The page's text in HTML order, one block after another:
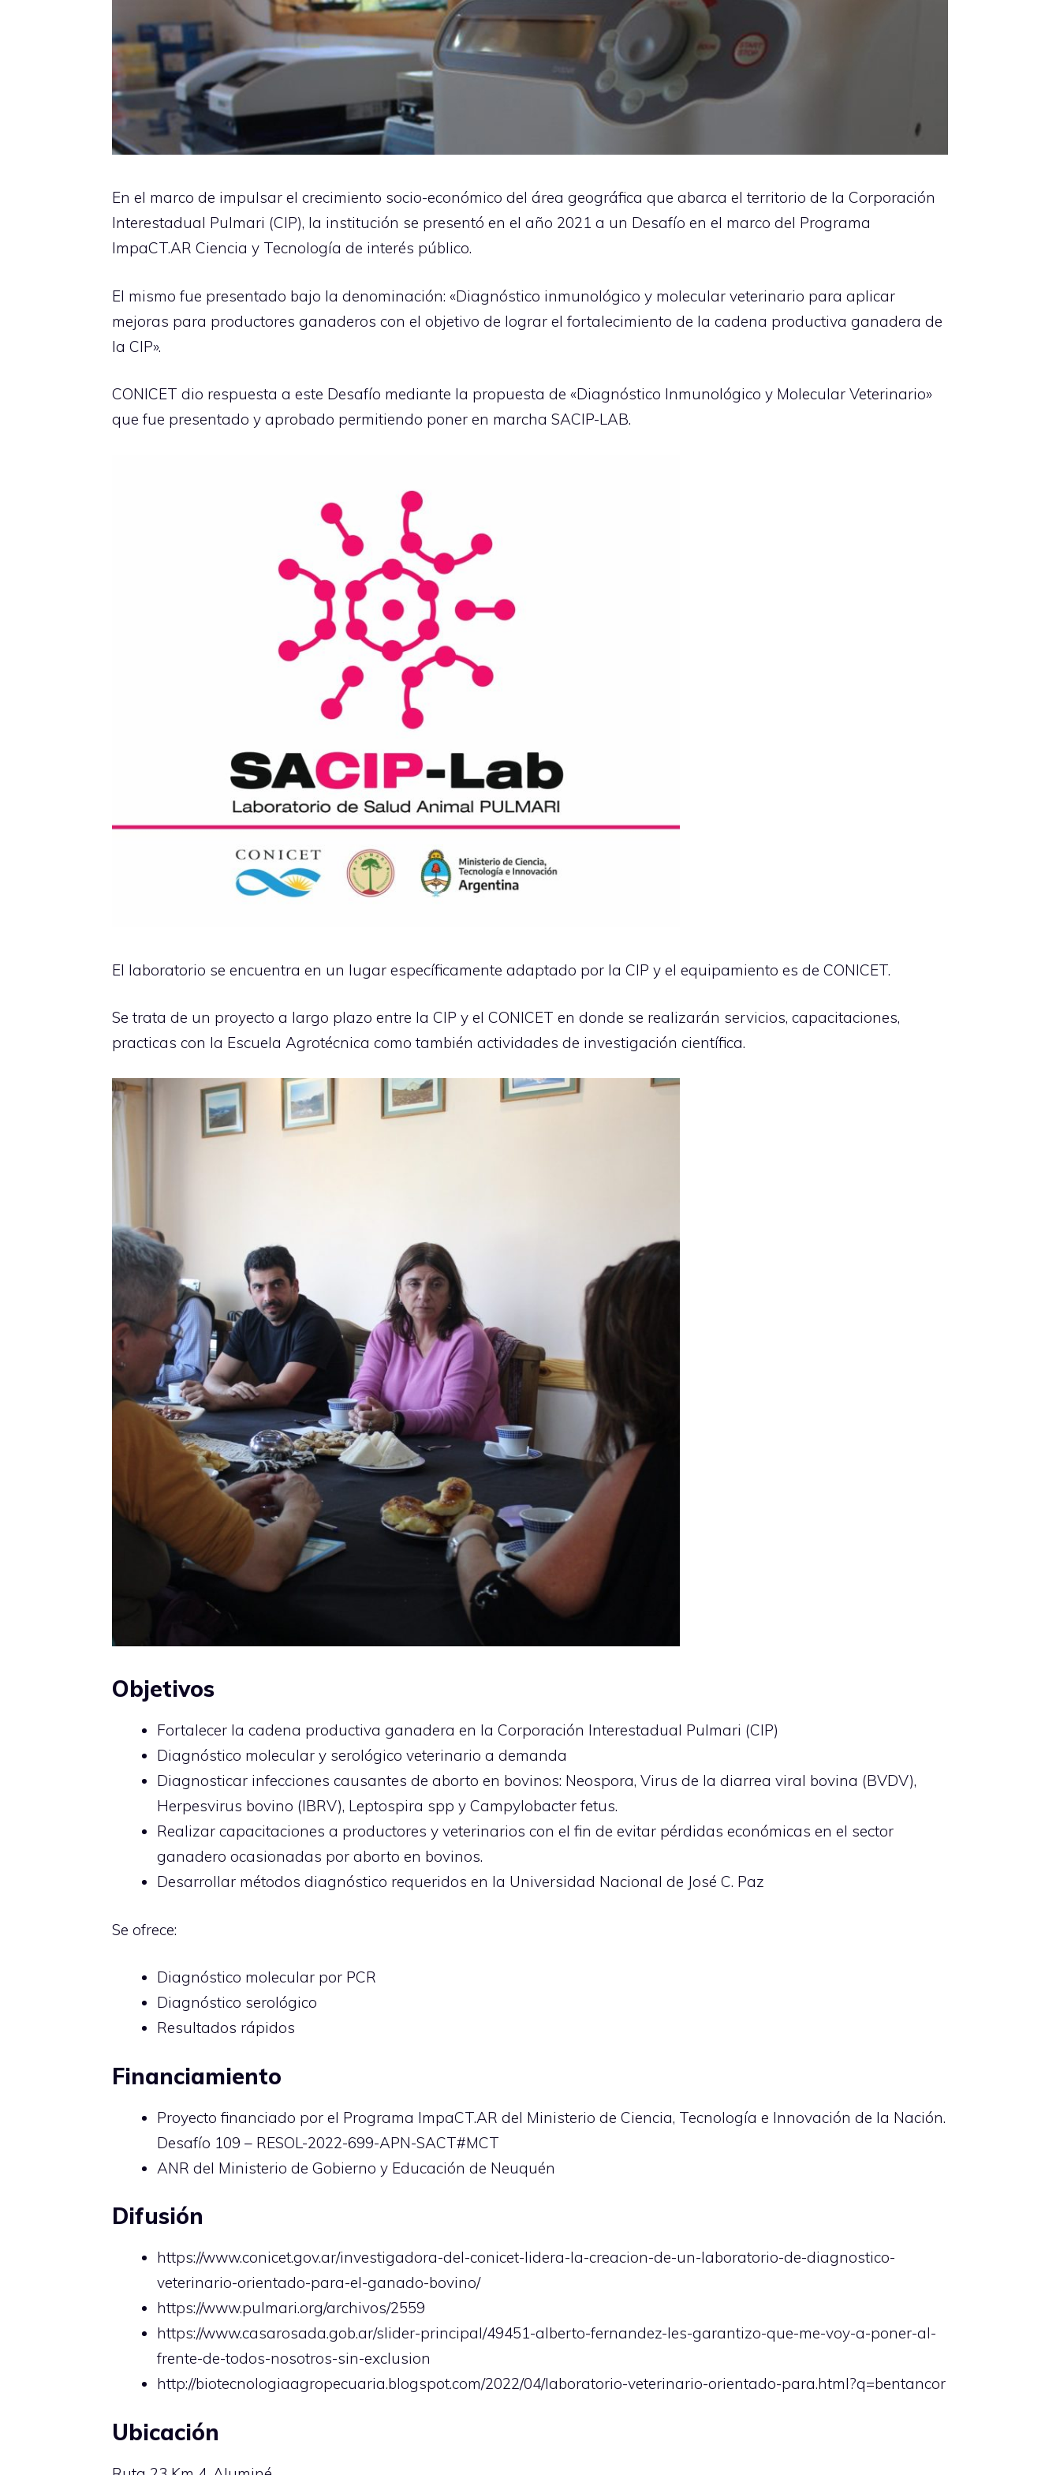
En el marco de impulsar el crecimiento socio-económico del área geográfica que abarca el territorio de la Corporación
Interestadual Pulmari (CIP), la institución se presentó en el año 2021 a un Desafío en el marco del Programa
ImpaCT.AR Ciencia y Tecnología de interés público.
El mismo fue presentado bajo la denominación: «Diagnóstico inmunológico y molecular veterinario para aplicar
mejoras para productores ganaderos con el objetivo de lograr el fortalecimiento de la cadena productiva ganadera de
la CIP».
CONICET dio respuesta a este Desafío mediante la propuesta de «Diagnóstico Inmunológico y Molecular Veterinario»
que fue presentado y aprobado permitiendo poner en marcha SACIP-LAB.
El laboratorio se encuentra en un lugar específicamente adaptado por la CIP y el equipamiento es de CONICET.
Se trata de un proyecto a largo plazo entre la CIP y el CONICET en donde se realizarán servicios, capacitaciones,
practicas con la Escuela Agrotécnica como también actividades de investigación científica.
Objetivos
Fortalecer la cadena productiva ganadera en la Corporación Interestadual Pulmari (CIP)
Diagnóstico molecular y serológico veterinario a demanda
Diagnosticar infecciones causantes de aborto en bovinos: Neospora, Virus de la diarrea viral bovina (BVDV),
Herpesvirus bovino (IBRV), Leptospira spp y Campylobacter fetus.
Realizar capacitaciones a productores y veterinarios con el fin de evitar pérdidas económicas en el sector
ganadero ocasionadas por aborto en bovinos.
Desarrollar métodos diagnóstico requeridos en la Universidad Nacional de José C. Paz
Se ofrece:
Diagnóstico molecular por PCR
Diagnóstico serológico
Resultados rápidos
Financiamiento
Proyecto financiado por el Programa ImpaCT.AR del Ministerio de Ciencia, Tecnología e Innovación de la Nación.
Desafío 109 – RESOL-2022-699-APN-SACT#MCT
ANR del Ministerio de Gobierno y Educación de Neuquén
Difusión
https://www.conicet.gov.ar/investigadora-del-conicet-lidera-la-creacion-de-un-laboratorio-de-diagnostico-
veterinario-orientado-para-el-ganado-bovino/
https://www.pulmari.org/archivos/2559
https://www.casarosada.gob.ar/slider-principal/49451-alberto-fernandez-les-garantizo-que-me-voy-a-poner-al-
frente-de-todos-nosotros-sin-exclusion
http://biotecnologiaagropecuaria.blogspot.com/2022/04/laboratorio-veterinario-orientado-para.html?q=bentancor
Ubicación